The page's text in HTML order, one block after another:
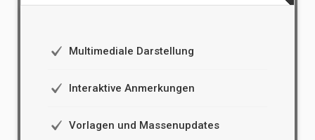
Multimediale Darstellung
Interaktive Anmerkungen
Vorlagen und Massenupdates